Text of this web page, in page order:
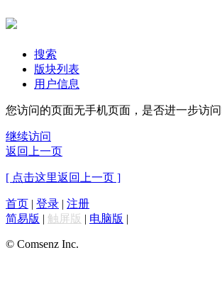
搜索
版块列表
用户信息
您访问的页面无手机页面，是否进一步访问
继续访问
返回上一页
[ 点击这里返回上一页 ]
首页 | 登录 | 注册
简易版 | 触屏版 | 电脑版 |
© Comsenz Inc.